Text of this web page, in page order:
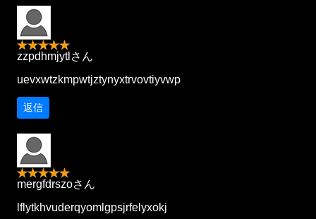
zzpdhmjytlさん
uevxwtzkmpwtjztynyxtrvovtiyvwp
返信
mergfdrszoさん
lflytkhvuderqyomlgpsjrfelyxokj